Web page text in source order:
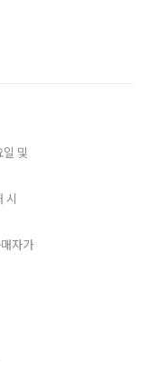
및
시
자가